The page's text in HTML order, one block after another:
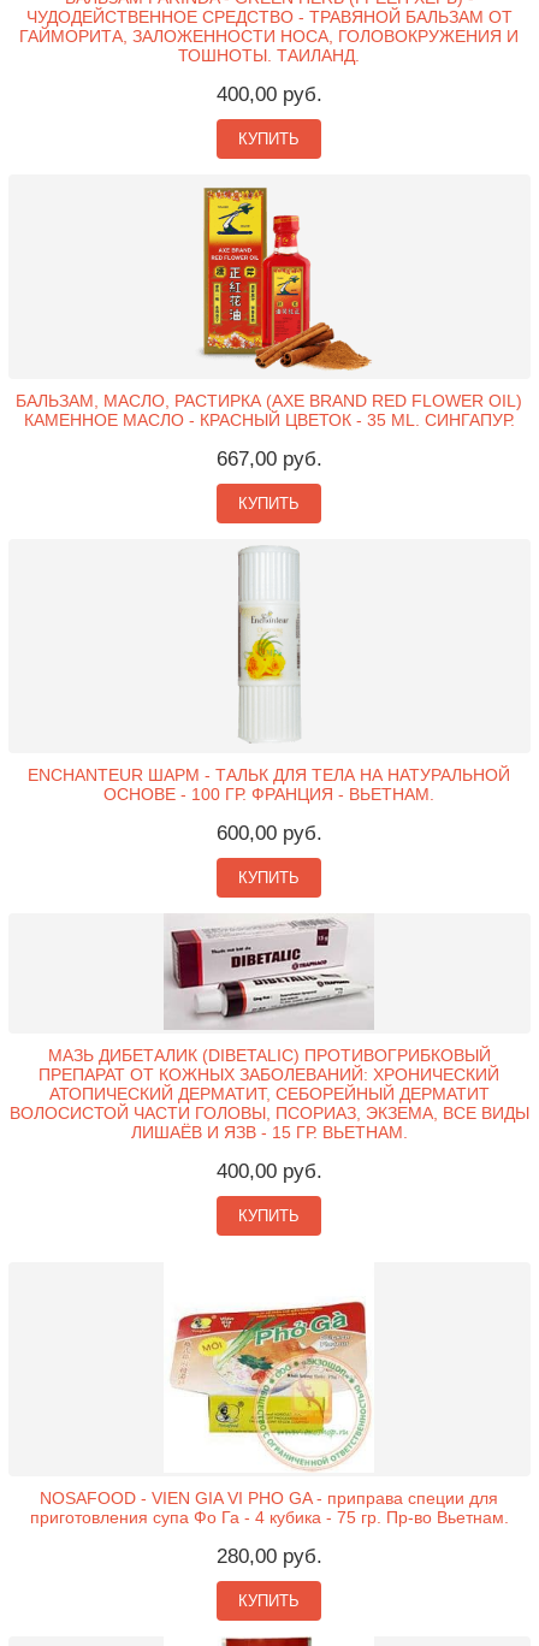
ЧУДОДЕЙСТВЕННОЕ СРЕДСТВО - ТРАВЯНОЙ БАЛЬЗАМ ОТ
ГАЙМОРИТА, ЗАЛОЖЕННОСТИ НОСА, ГОЛОВОКРУЖЕНИЯ И
ТОШНОТЫ. ТАИЛАНД.
400,00 руб.
КУПИТЬ
БАЛЬЗАМ, МАСЛО, РАСТИРКА (AXE BRAND RED FLOWER OIL)
КАМЕННОЕ МАСЛО - КРАСНЫЙ ЦВЕТОК - 35 ML. СИНГАПУР.
667,00 руб.
КУПИТЬ
ENCHANTEUR ШАРМ - ТАЛЬК ДЛЯ ТЕЛА НА НАТУРАЛЬНОЙ
ОСНОВЕ - 100 ГР. ФРАНЦИЯ - ВЬЕТНАМ.
600,00 руб.
КУПИТЬ
МАЗЬ ДИБЕТАЛИК (DIBETALIC) ПРОТИВОГРИБКОВЫЙ
ПРЕПАРАТ ОТ КОЖНЫХ ЗАБОЛЕВАНИЙ: ХРОНИЧЕСКИЙ
АТОПИЧЕСКИЙ ДЕРМАТИТ, СЕБОРЕЙНЫЙ ДЕРМАТИТ
ВОЛОСИСТОЙ ЧАСТИ ГОЛОВЫ, ПСОРИАЗ, ЭКЗЕМА, ВСЕ ВИДЫ
ЛИШАЁВ И ЯЗВ - 15 ГР. ВЬЕТНАМ.
400,00 руб.
КУПИТЬ
NOSAFOOD - VIEN GIA VI PHO GA - приправа специи для
приготовления супа Фо Га - 4 кубика - 75 гр. Пр-во Вьетнам.
280,00 руб.
КУПИТЬ